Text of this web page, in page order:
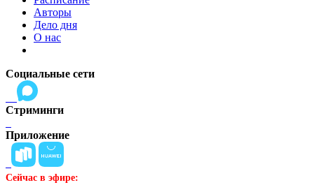
Авторы
Дело дня
О нас
Социальные сети
Стриминги
Приложение
Сейчас в эфире: